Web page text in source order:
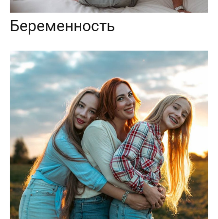
Беременность